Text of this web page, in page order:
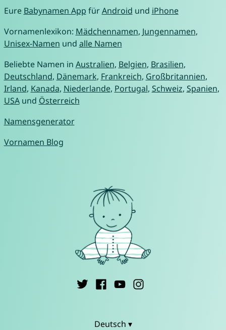
Eure Babynamen App fürAndroid und iPhone
Vornamenlexikon: Mädchennamen, Jungennamen,
Unisex-Namen und alle Namen
Beliebte Namen in Australien, Belgien, Brasilien,
Deutschland, Dänemark, Frankreich, Großbritannien,
Irland, Kanada, Niederlande, Portugal, Schweiz, Spanien,
USAund Österreich
Namensgenerator
Vornamen Blog
Deutsch ▾